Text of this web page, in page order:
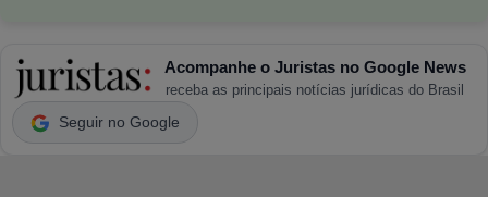
Acompanhe o Juristas no Google News
receba as principais notícias jurídicas do Brasil
Seguir no Google